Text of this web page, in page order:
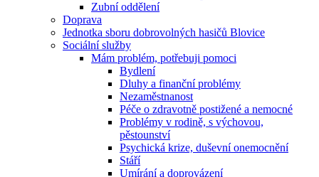
Zubní oddělení
Doprava
Jednotka sboru dobrovolných hasičů Blovice
Sociální služby
Mám problém, potřebuji pomoci
Bydlení
Dluhy a finanční problémy
Nezaměstnanost
Péče o zdravotně postižené a nemocné
Problémy v rodině, s výchovou,
pěstounství
Psychická krize, duševní onemocnění
Stáří
Umírání a doprovázení